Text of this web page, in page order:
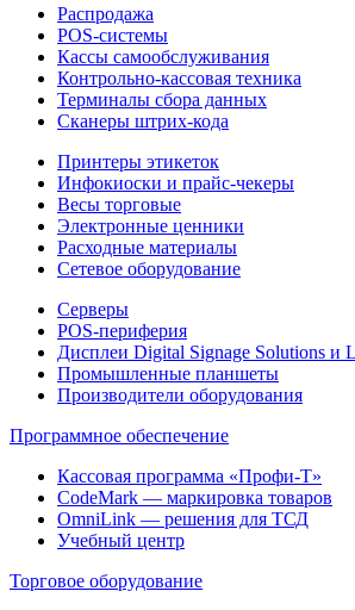
Распродажа
POS-системы
Кассы самообслуживания
Контрольно-кассовая техника
Терминалы сбора данных
Сканеры штрих-кода
Принтеры этикеток
Инфокиоски и прайс-чекеры
Весы торговые
Электронные ценники
Расходные материалы
Сетевое оборудование
Серверы
POS-периферия
Дисплеи Digital Signage Solutions и
Промышленные планшеты
Производители оборудования
Программное обеспечение
Кассовая программа «Профи-Т»
CodeMark — маркировка товаров
OmniLink — решения для ТСД
Учебный центр
Торговое оборудование